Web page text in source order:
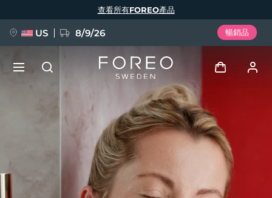
查看所有FOREO產品
US 8/9/26 暢銷品
用戶信息
我的設備
FAQ™ Pure Beauty-Tech Elixir
BREAKING NEWS
Deutsch
Español
Italiano
Português